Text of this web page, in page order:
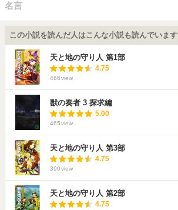
名言
この小説を読んだ人はこんな小説も読んでいます
天と地の守り人 第1部
4.75
466view
獣の奏者 3 探求編
5.00
465view
天と地の守り人 第3部
4.75
390view
天と地の守り人 第2部
4.75